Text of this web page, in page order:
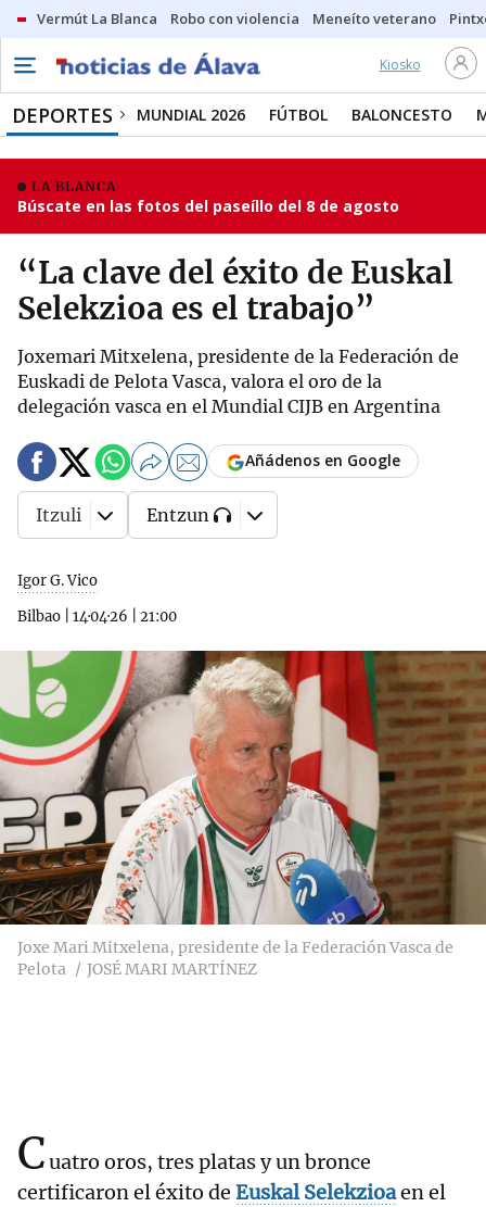
Vermút La Blanca Robo con violencia Meneíto veterano
Kiosko
DEPORTES MUNDIAL 2026 FÚTBOL BALONCESTO
LA BLANCA
Búscate en las fotos del paseíllo del 8 de agosto
“La clave del éxito de Euskal
Selekzioa es el trabajo”
Joxemari Mitxelena, presidente de la Federación de
Euskadi de Pelota Vasca, valora el oro de la
delegación vasca en el Mundial CIJB en Argentina
Igor G. Vico
Bilbao
14·04·26 21:00
Añádenos en Google
Itzuli Entzun
Joxe Mari Mitxelena, presidente de la Federación Vasca de
Pelota
JOSÉ MARI MARTÍNEZ
Cuatro oros, tres platas y un bronce
certificaron el éxito de Euskal Selekzioaen el